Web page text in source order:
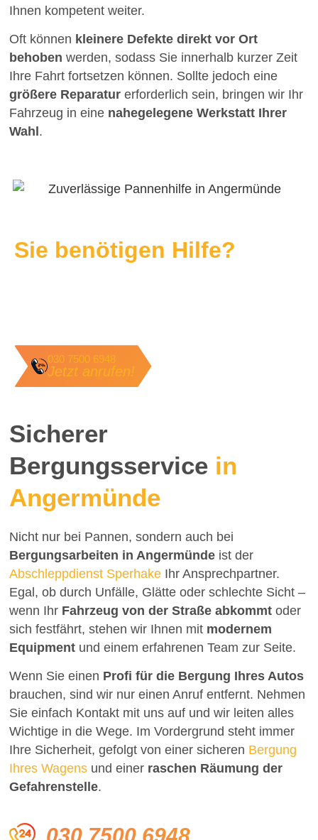
Ihnen kompetent weiter.
Oft können kleinere Defekte direkt vor Ort
behoben werden, sodass Sie innerhalb kurzer Zeit
Ihre Fahrt fortsetzen können. Sollte jedoch eine
größere Reparatur erforderlich sein, bringen wir Ihr
Fahrzeug in eine nahegelegene Werkstatt Ihrer
Wahl .
Sie benötigen Hilfe?
030 7500 6948
Jetzt anrufen!
Sicherer
Bergungsservice in
Angermünde
Nicht nur bei Pannen, sondern auch bei
Bergungsarbeiten in Angermünde ist der
Abschleppdienst Sperhake Ihr Ansprechpartner.
Egal, ob durch Unfälle, Glätte oder schlechte Sicht –
wenn Ihr Fahrzeug von der Straße abkommt oder
sich festfährt, stehen wir Ihnen mit modernem
Equipment und einem erfahrenen Team zur Seite.
Wenn Sie einen Profi für die Bergung Ihres Autos
brauchen, sind wir nur einen Anruf entfernt. Nehmen
Sie einfach Kontakt mit uns auf und wir leiten alles
Wichtige in die Wege. Im Vordergrund steht immer
Ihre Sicherheit, gefolgt von einer sicheren Bergung
Ihres Wagens und einer raschen Räumung der
Gefahrenstelle.